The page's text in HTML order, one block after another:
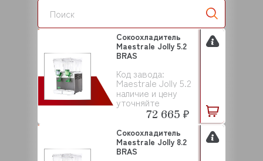
Код завода:
Maestrale Jolly 5.2
наличие и цену
уточняйте
Сокоохладитель
Maestrale Jolly 5.2
BRAS
72 665 ₽
Сокоохладитель
Maestrale Jolly 8.2
BRAS